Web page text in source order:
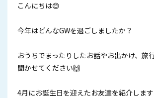
こんにちは😊
今年はどんなGWを過ごしましたか？
おうちでまったりしたお話やお出かけ、旅
聞かせてください🙌
4月にお誕生日を迎えたお友達を紹介しま